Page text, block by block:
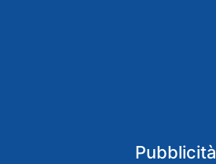
Pubblicità